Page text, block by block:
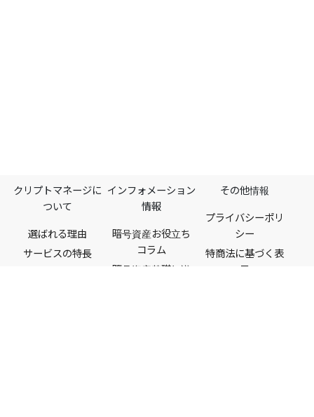
クリプトマネージに
ついて
選ばれる理由
サービスの特長
インフォメーション
情報
暗号資産お役立ち
コラム​
暗号資産基礎知識
その他情報
プライバシーポリ
シー
特商法に基づく表
示